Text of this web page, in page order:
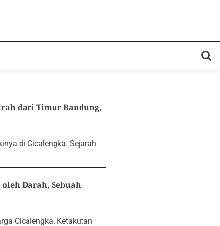
dari Timur Bandung,
di Cicalengka. Sejarah
oleh Darah, Sebuah
Cicalengka. Ketakutan